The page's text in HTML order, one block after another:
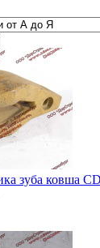
зуба ковша